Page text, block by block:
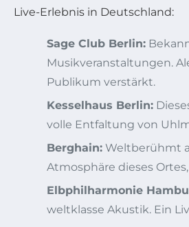
Live-Erlebnis in Deutschland:
Sage Club Berlin:
Musikveranstaltungen.
Publikum verstärkt.
Kesselhaus Berlin:
volle Entfaltung von
Berghain: Weltberühmt
Atmosphäre dieses
Elbphilharmonie
weltklasse Akustik. Ein